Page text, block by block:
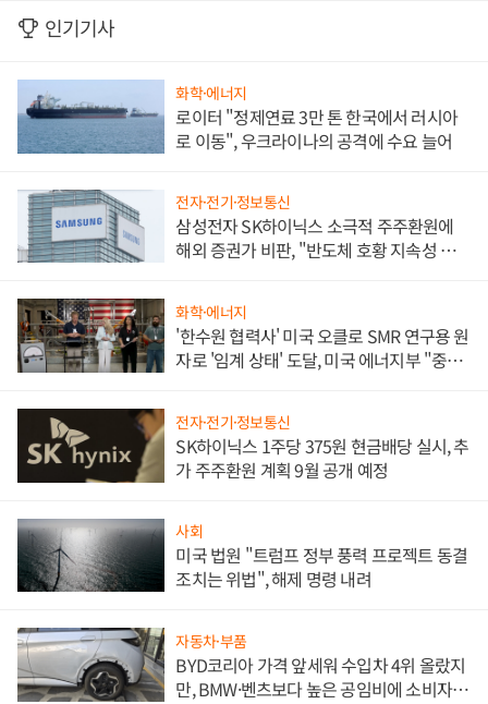
인기기사
화학·에너지
로이터 "정제연료 3만 톤 한국에서 러시아
로 이동", 우크라이나의 공격에 수요 늘어
전자·전기·정보통신
삼성전자 SK하이닉스 소극적 주주환원에
해외 증권가 비판, "반도체 호황 지속성 의
화학·에너지
'한수원 협력사' 미국 오클로 SMR 연구용 원
자로 '임계 상태' 도달, 미국 에너지부 "중요
전자·전기·정보통신
SK하이닉스 1주당 375원 현금배당 실시, 추
가 주주환원 계획 9월 공개 예정
사회
미국 법원 "트럼프 정부 풍력 프로젝트 동결
조치는 위법", 해제 명령 내려
자동차·부품
BYD코리아 가격 앞세워 수입차 4위 올랐지
만, BMW·벤츠보다 높은 공임비에 소비자